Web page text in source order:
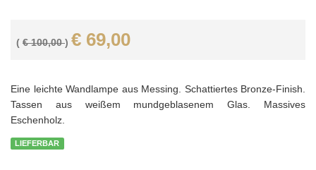
( € 100,00) € 69,00
Eine leichte Wandlampe aus Messing. Schattiertes Bronze-Finish.
Tassen aus weißem mundgeblasenem Glas. Massives
Eschenholz.
LIEFERBAR